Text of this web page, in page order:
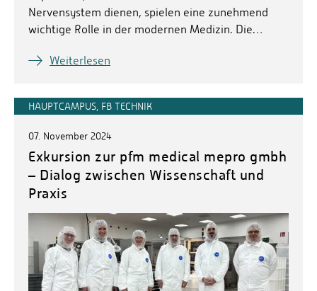
Nervensystem dienen, spielen eine zunehmend
wichtige Rolle in der modernen Medizin. Die…
Weiterlesen
HAUPTCAMPUS, FB TECHNIK
07. November 2024
Exkursion zur pfm medical mepro gmbh
– Dialog zwischen Wissenschaft und
Praxis